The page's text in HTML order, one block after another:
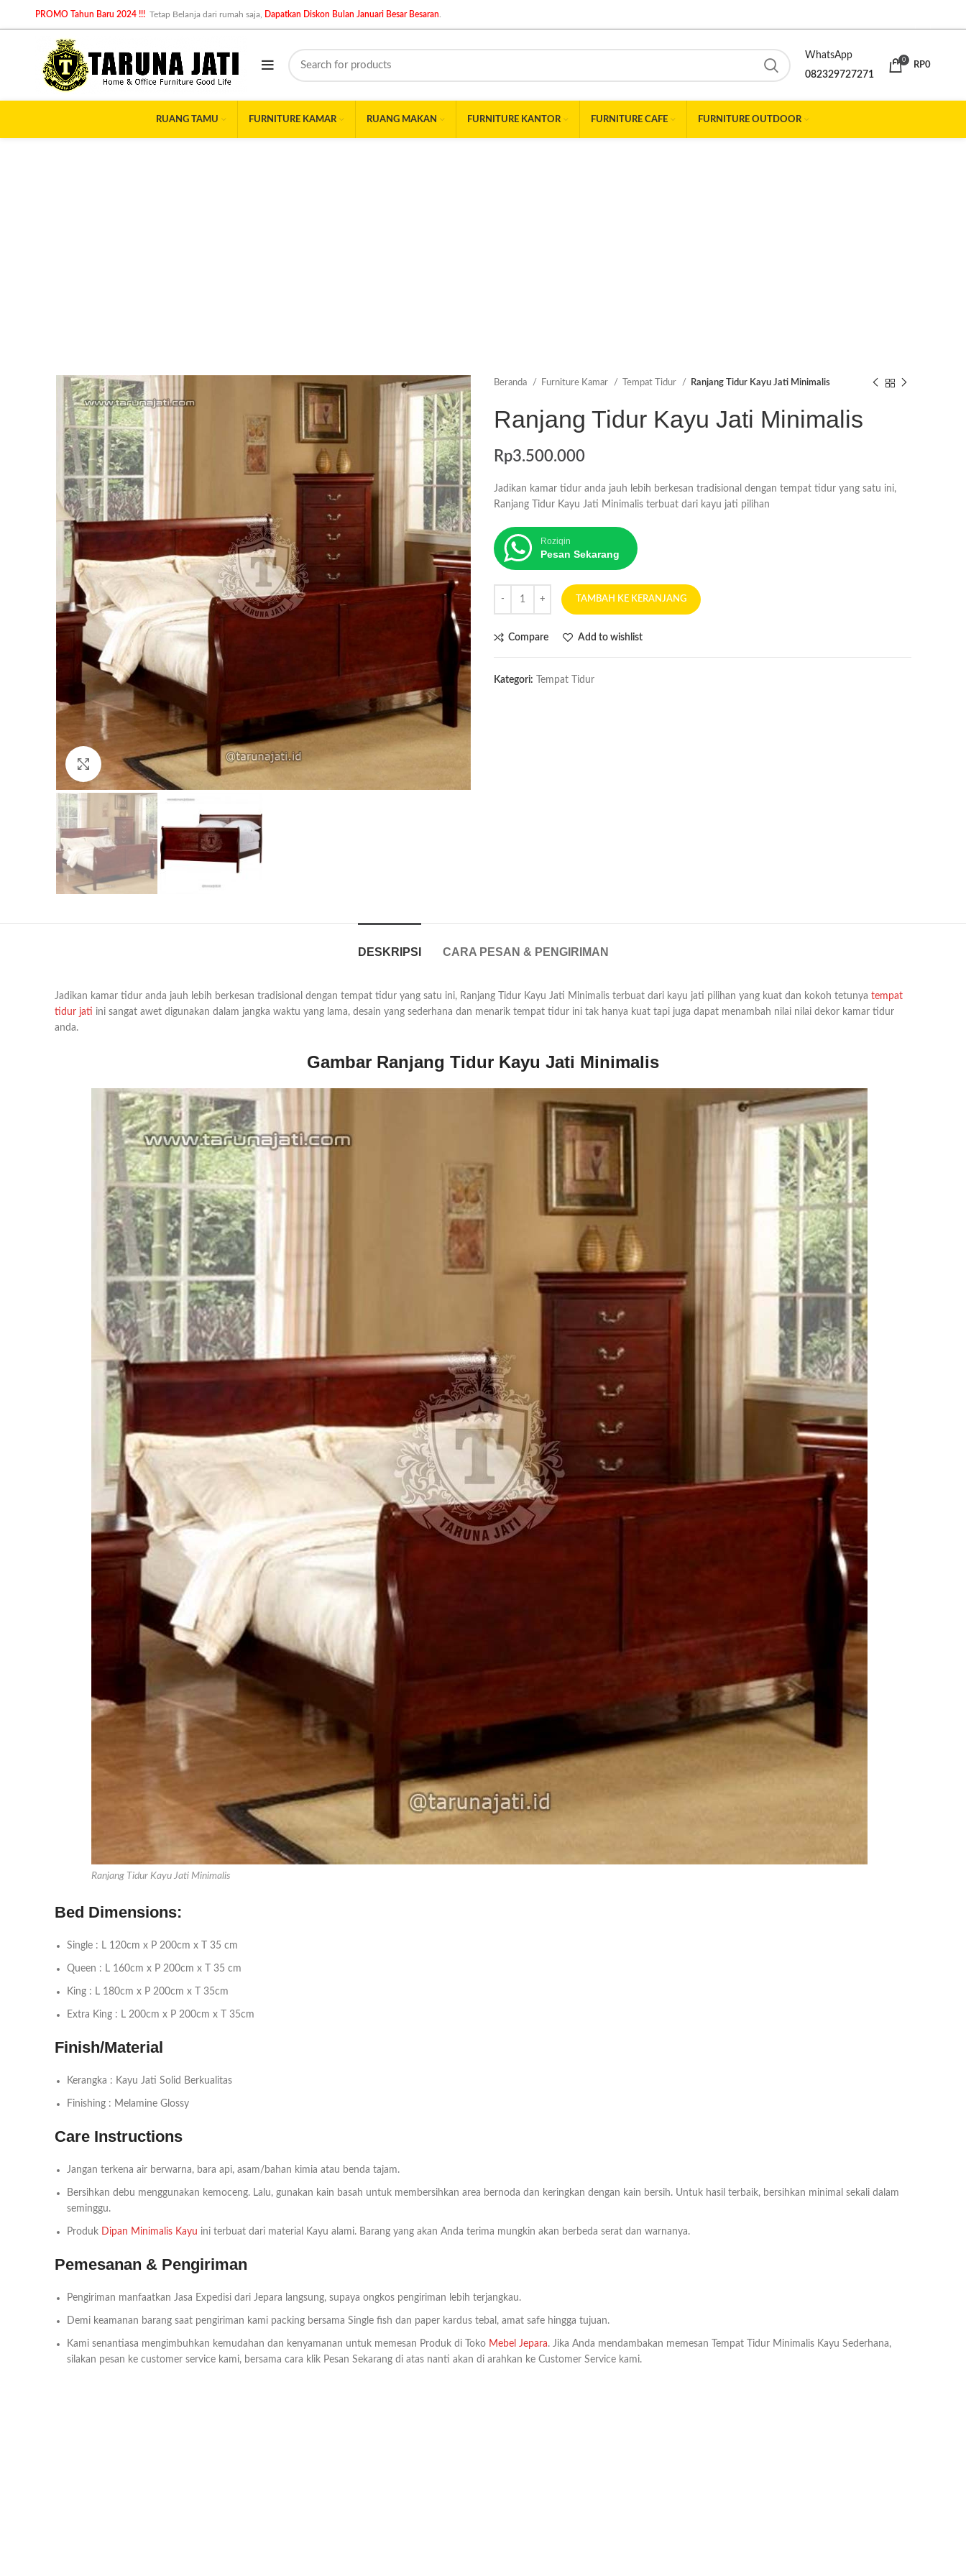
PROMO Tahun Baru 2024 !!! Tetap Belanja dari rumah saja, Dapatkan Diskon Bulan Januari Besar Besaran
WhatsApp
082329727271
0
RP0
RUANG TAMU FURNITURE KAMAR RUANG MAKAN FURNITURE KANTOR FURNITURE CAFE FURNITURE OUTDOOR
Click to enlarge
Beranda Furniture Kamar Tempat Tidur Ranjang Tidur Kayu Jati Minimalis
Ranjang Tidur Kayu Jati Minimalis
Rp3.500.000
Jadikan kamar tidur anda jauh lebih berkesan tradisional dengan tempat tidur yang satu ini,
Ranjang Tidur Kayu Jati Minimalis terbuat dari kayu jati pilihan
Roziqin
Pesan Sekarang
TAMBAH KE KERANJANG
Compare Add to wishlist
Kategori: Tempat Tidur
DESKRIPSI CARA PESAN & PENGIRIMAN
Jadikan kamar tidur anda jauh lebih berkesan tradisional dengan tempat tidur yang satu ini, Ranjang Tidur Kayu Jati Minimalis terbuat dari kayu jati pilihan yang kuat dan kokoh tetunya tempat
tidur jati ini sangat awet digunakan dalam jangka waktu yang lama, desain yang sederhana dan menarik tempat tidur ini tak hanya kuat tapi juga dapat menambah nilai nilai dekor kamar tidur
anda.
Gambar Ranjang Tidur Kayu Jati Minimalis
Ranjang Tidur Kayu Jati Minimalis
Bed Dimensions:
Single : L 120cm x P 200cm x T 35 cm
Queen : L 160cm x P 200cm x T 35 cm
King : L 180cm x P 200cm x T 35cm
Extra King : L 200cm x P 200cm x T 35cm
Finish/Material
Kerangka : Kayu Jati Solid Berkualitas
Finishing : Melamine Glossy
Care Instructions
Jangan terkena air berwarna, bara api, asam/bahan kimia atau benda tajam.
Bersihkan debu menggunakan kemoceng. Lalu, gunakan kain basah untuk membersihkan area bernoda dan keringkan dengan kain bersih. Untuk hasil terbaik, bersihkan minimal sekali dalam
seminggu.
Produk Dipan Minimalis Kayu ini terbuat dari material Kayu alami. Barang yang akan Anda terima mungkin akan berbeda serat dan warnanya.
Pemesanan & Pengiriman
Pengiriman manfaatkan Jasa Expedisi dari Jepara langsung, supaya ongkos pengiriman lebih terjangkau.
Demi keamanan barang saat pengiriman kami packing bersama Single fish dan paper kardus tebal, amat safe hingga tujuan.
Kami senantiasa mengimbuhkan kemudahan dan kenyamanan untuk memesan Produk di Toko Mebel Jepara. Jika Anda mendambakan memesan Tempat Tidur Minimalis Kayu Sederhana,
silakan pesan ke customer service kami, bersama cara klik Pesan Sekarang di atas nanti akan di arahkan ke Customer Service kami.